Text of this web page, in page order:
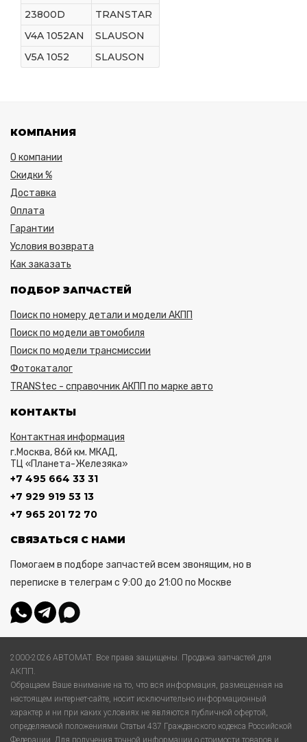
23800D
TRANSTAR
V4A 1052AN
SLAUSON
V5A 1052
SLAUSON
КОМПАНИЯ
О компании
Скидки %
Доставка
Оплата
Гарантии
Условия возврата
Как заказать
ПОДБОР ЗАПЧАСТЕЙ
Поиск по номеру детали и модели АКПП
Поиск по модели автомобиля
Поиск по модели трансмиссии
Фотокаталог
TRANStec - справочник АКПП по марке авто
КОНТАКТЫ
Контактная информация
г.Москва, 86й км. МКАД,
ТЦ «Планета-Железяка»
+7 495 664 33 31
+7 929 919 53 13
+7 965 201 72 70
СВЯЗАТЬСЯ С НАМИ
Помогаем в подборе запчастей всем звонящим, но в
переписке в телеграм с 9:00 до 21:00 по Москве
2000-2026 АВТОМАТ. Все права защищены. Продажа запчастей для
АКПП.
Обращаем Ваше внимание на то, что вся информация, размещенная на
настоящем интернет-сайте, носит исключительно информационный
характер и ни при каких условиях не являются публичной офертой,
определяемой положениями Статьи 437 Гражданского кодекса Российской
Федерации. Для получения точной информации о стоимости товаров и